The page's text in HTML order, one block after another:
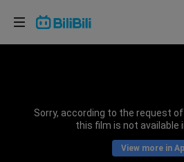
Sorry, according to the request
this film is not available
View more in
Choose your language